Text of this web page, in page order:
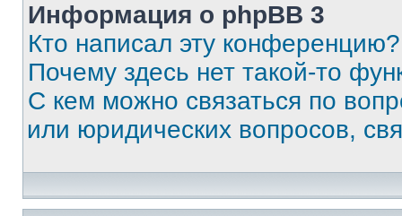
Информация о phpBB 3
Кто написал эту конференцию?
Почему здесь нет такой-то
С кем можно связаться по
или юридических вопросов,